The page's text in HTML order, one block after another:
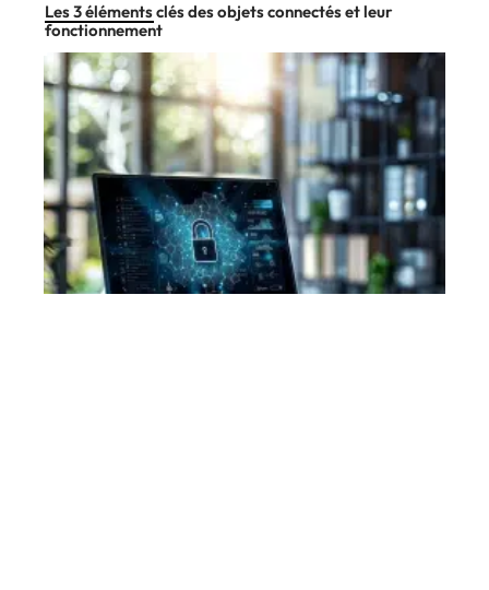
Les 3 éléments clés des objets connectés et leur
fonctionnement